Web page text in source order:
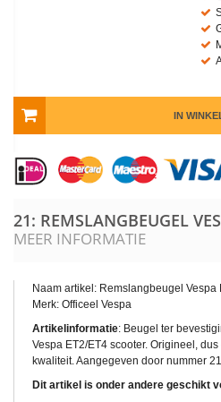
IN
21: REMSLANGBEUGEL
MEER INFORMATIE
Naam artikel: Remslangbeugel Vespa
Merk: Officeel Vespa
Artikelinformatie: Beugel ter
Vespa ET2/ET4 scooter. Origineel,
kwaliteit. Aangegeven door nummer
Dit artikel is onder andere geschikt